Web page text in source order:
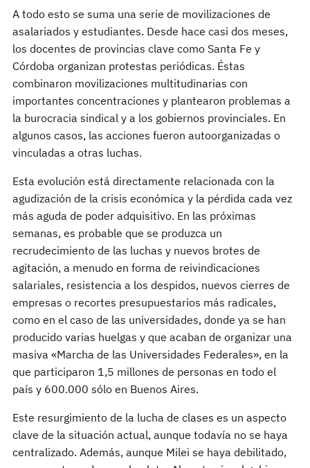
A todo esto se suma una serie de movilizaciones de
asalariados y estudiantes. Desde hace casi dos meses,
los docentes de provincias clave como Santa Fe y
Córdoba organizan protestas periódicas. Éstas
combinaron movilizaciones multitudinarias con
importantes concentraciones y plantearon problemas a
la burocracia sindical y a los gobiernos provinciales. En
algunos casos, las acciones fueron autoorganizadas o
vinculadas a otras luchas.
Esta evolución está directamente relacionada con la
agudización de la crisis económica y la pérdida cada vez
más aguda de poder adquisitivo. En las próximas
semanas, es probable que se produzca un
recrudecimiento de las luchas y nuevos brotes de
agitación, a menudo en forma de reivindicaciones
salariales, resistencia a los despidos, nuevos cierres de
empresas o recortes presupuestarios más radicales,
como en el caso de las universidades, donde ya se han
producido varias huelgas y que acaban de organizar una
masiva «Marcha de las Universidades Federales», en la
que participaron 1,5 millones de personas en todo el
país y 600.000 sólo en Buenos Aires.
Este resurgimiento de la lucha de clases es un aspecto
clave de la situación actual, aunque todavía no se haya
centralizado. Además, aunque Milei se haya debilitado,